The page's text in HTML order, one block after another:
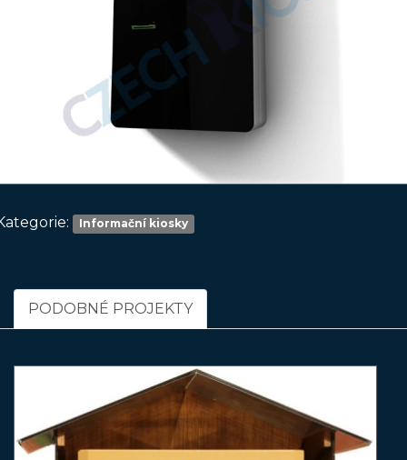
Informační kiosky
PODOBNÉ PROJEKTY